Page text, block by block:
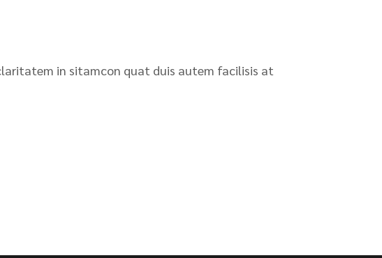
in sitamcon quat duis autem facilisis at